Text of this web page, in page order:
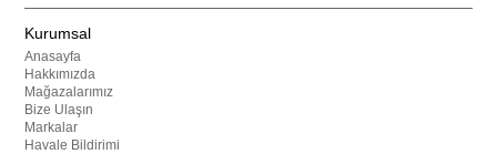
Kurumsal
Anasayfa
Hakkımızda
Mağazalarımız
Bize Ulaşın
Markalar
Havale Bildirimi